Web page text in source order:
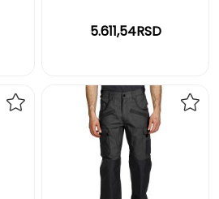
5.611,54RSD